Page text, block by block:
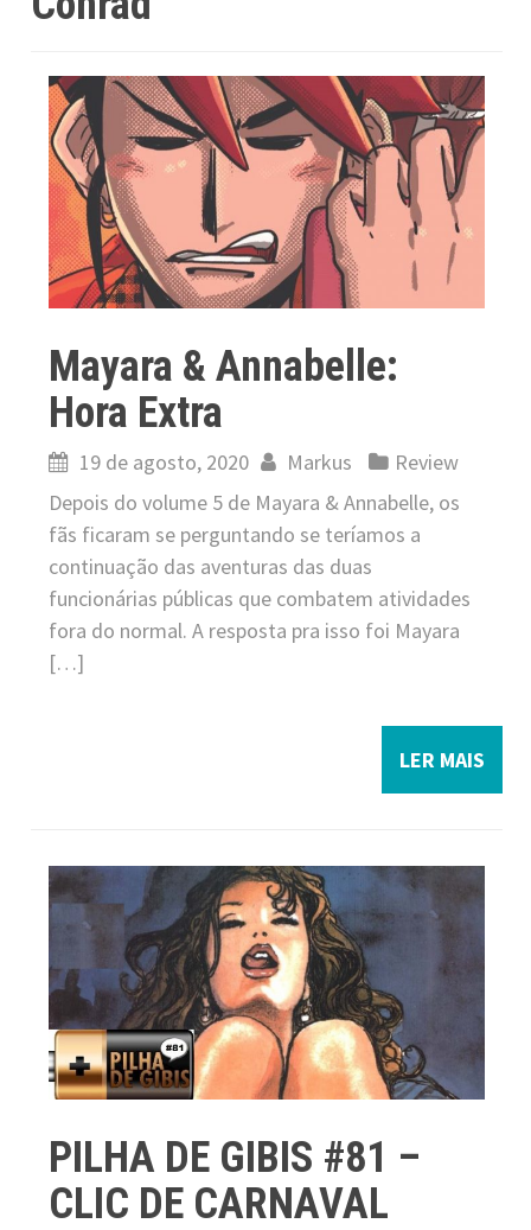
Mayara & Annabelle:
Hora Extra
19 de agosto, 2020 Markus
Review
Depois do volume 5 de Mayara & Annabelle, os
fãs ficaram se perguntando se teríamos a
continuação das aventuras das duas
funcionárias públicas que combatem atividades
fora do normal. A resposta pra isso foi Mayara
[…]
LER MAIS
PILHA DE GIBIS #81 –
CLIC DE CARNAVAL